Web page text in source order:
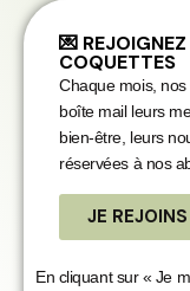
💌
COQUETTES
Chaque mois,
boîte mail leurs
bien-être, leurs
réservées à nos
JE
En cliquant sur « Je